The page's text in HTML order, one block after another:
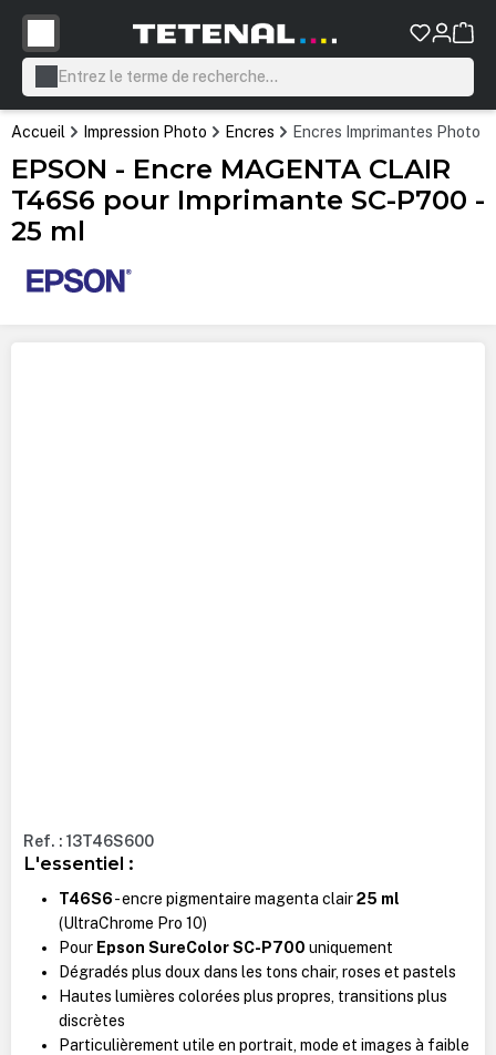
principal
Accueil Impression Photo Encres Encres Imprimantes Photo
EPSON - Encre MAGENTA CLAIR
T46S6 pour Imprimante SC-P700 -
25 ml
Ref. : 13T46S600
L'essentiel :
T46S6- encre pigmentaire magenta clair25 ml
(UltraChrome Pro 10)
Pour Epson SureColor SC-P700 uniquement
Dégradés plus doux dans les tons chair, roses et pastels
Hautes lumières colorées plus propres, transitions plus
discrètes
Particulièrement utile en portrait, mode et images à faible